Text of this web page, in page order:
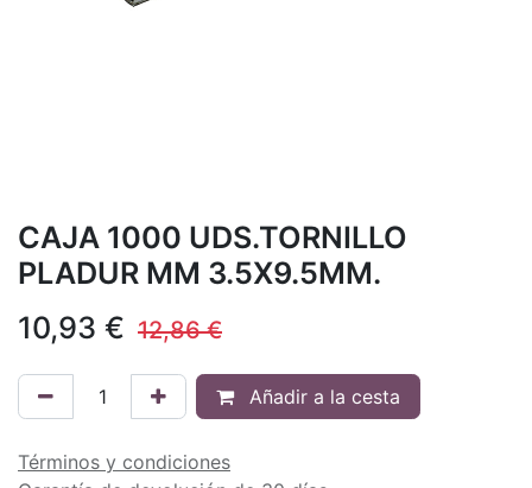
CAJA 1000 UDS.TORNILLO
PLADUR MM 3.5X9.5MM.
10,93 € 12,86€
Añadir a la cesta
Términos y condiciones